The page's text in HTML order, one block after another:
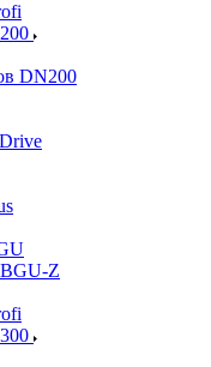
DN200
Z